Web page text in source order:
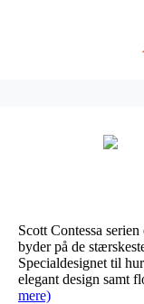
Scott Contessa
byder på de
Specialdesignet til
elegant design samt
mere)